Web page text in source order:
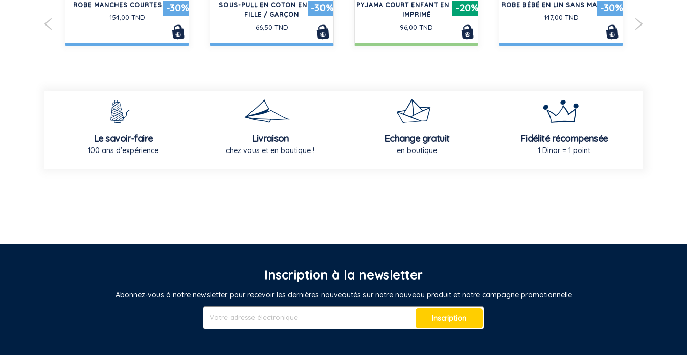
-30%
ROBE MANCHES COURTES BÉBÉ
154,00 TND
-30%
SOUS-PULL EN COTON ENFANT
FILLE / GARÇON
66,50 TND
-20%
PYJAMA COURT ENFANT EN COTON
IMPRIMÉ
96,00 TND
-30%
ROBE BÉBÉ EN LIN SANS MANCHES
147,00 TND
Le savoir-faire
100 ans d'expérience
Livraison
chez vous et en boutique !
Echange gratuit
en boutique
Fidélité récompensée
1 Dinar = 1 point
Inscription à la newsletter
Abonnez-vous à notre newsletter pour recevoir les dernières nouveautés sur notre nouveau produit et notre campagne promotionnelle
Inscription